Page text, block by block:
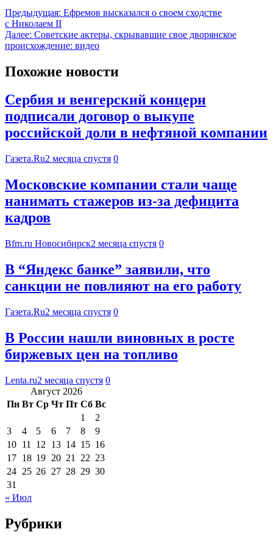
Предыдущая: Ефремов высказался о своем сходстве
с Николаем II
Далее: Советские актеры, скрывавшие свое дворянское
происхождение: видео
Похожие новости
Сербия и венгерский концерн
подписали договор о выкупе
российской доли в нефтяной компании
Газета.Ru2 месяца спустя 0
Московские компании стали чаще
нанимать стажеров из-за дефицита
кадров
Bfm.ru Новосибирск2 месяца спустя 0
В “Яндекс банке” заявили, что
санкции не повлияют на его работу
Газета.Ru2 месяца спустя 0
В России нашли виновных в росте
биржевых цен на топливо
Lenta.ru2 месяца спустя 0
Август 2026
Пн Вт Ср Чт Пт Сб Вс
1
2
3
4 5 6 7 8
9
10 11 12 13 14 15 16
17 18 19 20 21 22 23
24 25 26 27 28 29 30
31
« Июл
Рубрики